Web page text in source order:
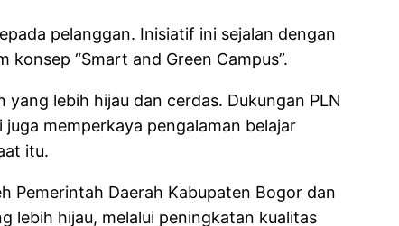
pelanggan. Inisiatif ini sejalan dengan
“Smart and Green Campus”.
lebih hijau dan cerdas. Dukungan PLN
memperkaya pengalaman belajar
itu.
Pemerintah Daerah Kabupaten Bogor dan
lebih hijau, melalui peningkatan kualitas